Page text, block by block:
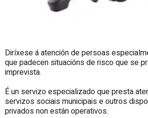
Diríxese á atención de persoas
que padecen situacións de risco que se
imprevista.
É un servizo especializado que presta
servizos sociais municipais e outros
privados non están operativos.